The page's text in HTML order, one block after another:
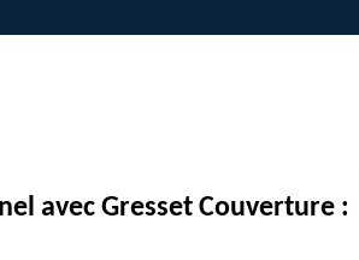
avec Gresset Couverture :